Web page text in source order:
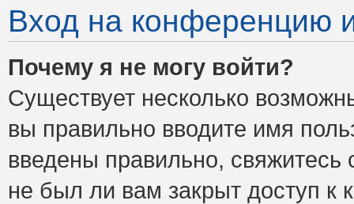
Вход на конференцию
Почему я не могу войти?
Существует несколько
вы правильно вводите имя
введены правильно,
не был ли вам закрыт доступ к